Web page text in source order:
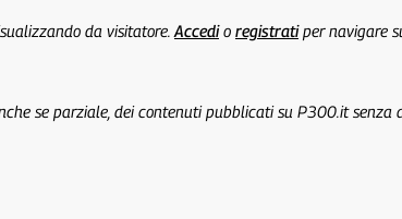
da visitatore. Accedio registratiper navigare
se parziale, dei contenuti pubblicati su P300.it